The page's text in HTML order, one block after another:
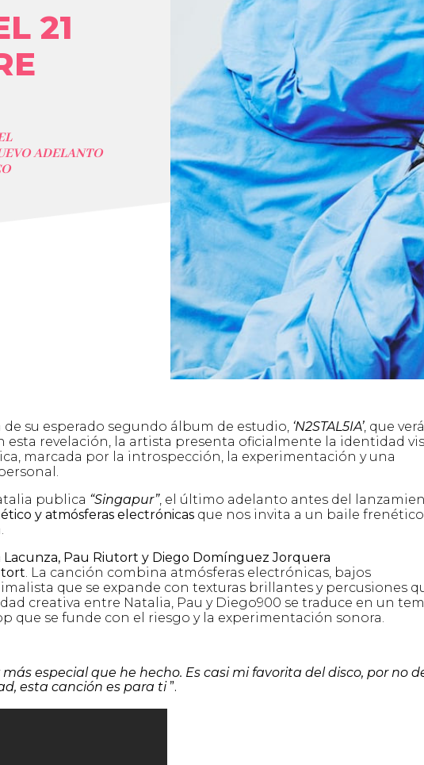
21
ADELANTO
su esperado segundo álbum de estudio, ‘N2STAL5IA’, que
esta revelación, la artista presenta oficialmente la identidad
marcada por la introspección, la experimentación y una
publica “Singapur”, el último adelanto antes del
y atmósferas electrónicas que nos invita a un baile
Pau Riutort y Diego Domínguez Jorquera
. La canción combina atmósferas electrónicas, bajos
que se expande con texturas brillantes y percusiones
creativa entre Natalia, Pau y Diego900 se traduce en un
que se funde con el riesgo y la experimentación sonora.
más especial que he hecho. Es casi mi favorita del disco, por no
esta canción es para ti ”.